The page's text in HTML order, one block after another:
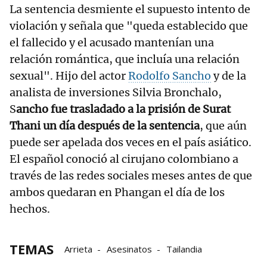
La sentencia desmiente el supuesto intento de
violación y señala que "queda establecido que
el fallecido y el acusado mantenían una
relación romántica, que incluía una relación
sexual". Hijo del actorRodolfo Sancho y de la
analista de inversiones Silvia Bronchalo,
Sancho fue trasladado a la prisión de Surat
Thani un día después de la sentencia, que aún
puede ser apelada dos veces en el país asiático.
El español conoció al cirujano colombiano a
través de las redes sociales meses antes de que
ambos quedaran en Phangan el día de los
hechos.
TEMAS Arrieta Asesinatos Tailandia